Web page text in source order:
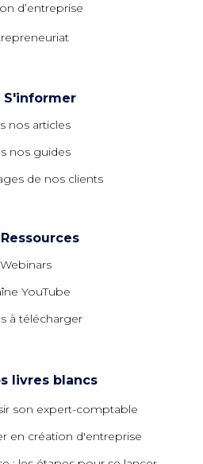
d’entreprise
S'informer
nos articles
nos guides
de nos clients
Ressources
Webinars
YouTube
à télécharger
livres blancs
son expert-comptable
en création d'entreprise